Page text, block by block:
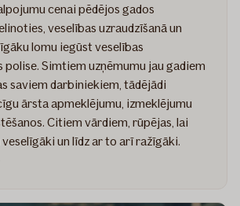
cenai pēdējos gados
veselības uzraudzīšanā un
lomu iegūst veselības
polise. Simtiem uzņēmumu jau gadiem
saviem darbiniekiem, tādējādi
ārsta apmeklējumu, izmeklējumu
Citiem vārdiem, rūpējas, lai
un līdz ar to arī ražīgāki.